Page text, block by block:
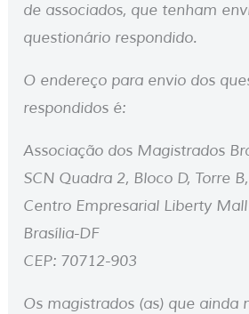
de associados, que tenham
questionário respondido.
O endereço para envio dos
respondidos é:
Associação dos Magistrados
SCN Quadra 2, Bloco D, Torre
Centro Empresarial Liberty Mall
Brasília-DF
CEP: 70712-903
Os magistrados (as) que ainda